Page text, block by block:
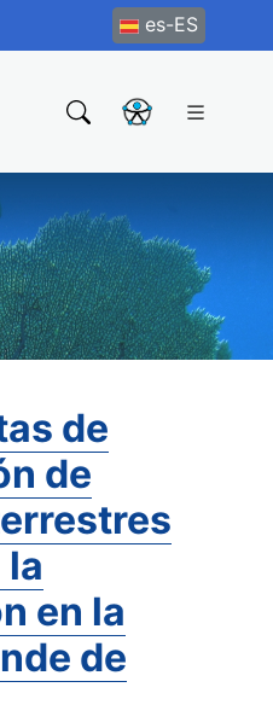
es-ES
de
de
en la
de